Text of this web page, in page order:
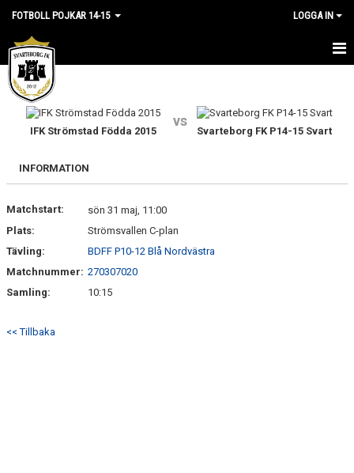
FOTBOLL POJKAR 14-15 LOGGA IN
HEM
NYHETER
MATCHER
TRUPPEN
BILDGALLERI
IFK Strömstad Födda 2015
vs
Svarteborg FK P14-15 Svart
INFORMATION
Matchstart:
sön 31 maj, 11:00
Plats:
Strömsvallen C-plan
Tävling:
BDFF P10-12 Blå Nordvästra
Matchnummer: 270307020
Samling:
10:15
<< Tillbaka